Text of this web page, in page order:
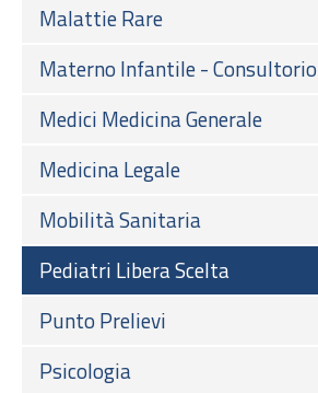
Malattie Rare
Materno Infantile - Consultorio
Medici Medicina Generale
Medicina Legale
Mobilità Sanitaria
Pediatri Libera Scelta
Punto Prelievi
Psicologia